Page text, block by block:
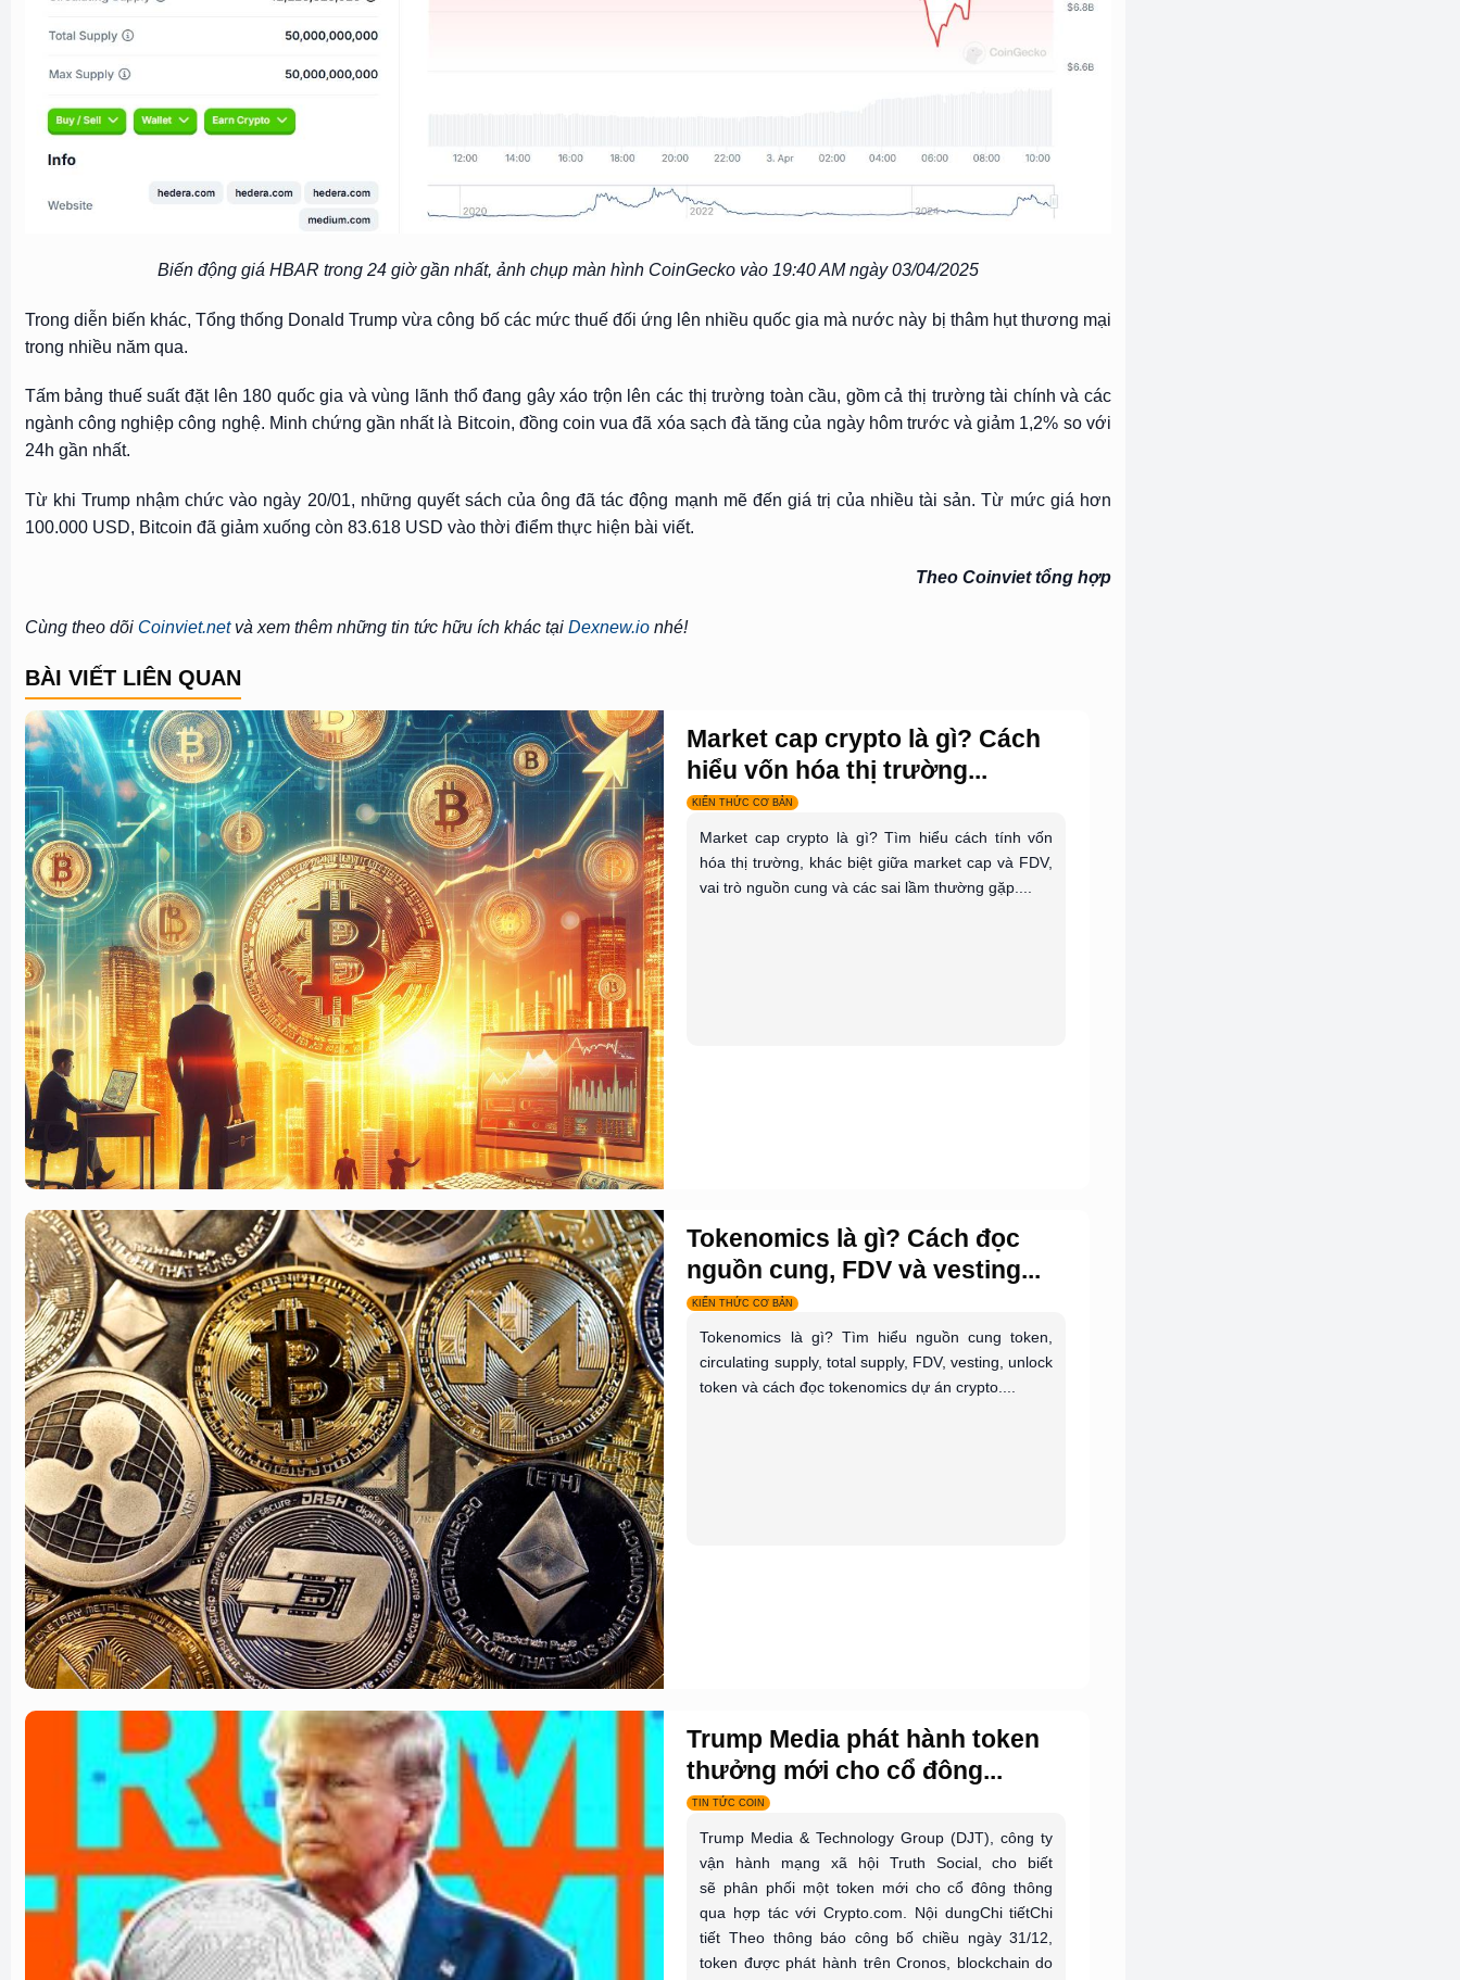
Biến động giá HBAR trong 24 giờ gần nhất, ảnh chụp màn hình CoinGecko vào 19:40 AM ngày 03/04/2025
Trong diễn biến khác, Tổng thống Donald Trump vừa công bố các mức thuế đối ứng lên nhiều quốc gia mà nước này bị thâm hụt thương mại
trong nhiều năm qua.
Tấm bảng thuế suất đặt lên 180 quốc gia và vùng lãnh thổ đang gây xáo trộn lên các thị trường toàn cầu, gồm cả thị trường tài chính và các
ngành công nghiệp công nghệ. Minh chứng gần nhất là Bitcoin, đồng coin vua đã xóa sạch đà tăng của ngày hôm trước và giảm 1,2% so với
24h gần nhất.
Từ khi Trump nhậm chức vào ngày 20/01, những quyết sách của ông đã tác động mạnh mẽ đến giá trị của nhiều tài sản. Từ mức giá hơn
100.000 USD, Bitcoin đã giảm xuống còn 83.618 USD vào thời điểm thực hiện bài viết.
Theo Coinviet tổng hợp
Cùng theo dõi Coinviet.netvà xem thêm những tin tức hữu ích khác tại Dexnew.ionhé!
BÀI VIẾT LIÊN QUAN
Market cap crypto là gì? Cách
hiểu vốn hóa thị trường...
KIẾN THỨC CƠ BẢN
Market cap crypto là gì? Tìm hiểu cách tính vốn
hóa thị trường, khác biệt giữa market cap và FDV,
vai trò nguồn cung và các sai lầm thường gặp....
Tokenomics là gì? Cách đọc
nguồn cung, FDV và vesting...
KIẾN THỨC CƠ BẢN
Tokenomics là gì? Tìm hiểu nguồn cung token,
circulating supply, total supply, FDV, vesting, unlock
token và cách đọc tokenomics dự án crypto....
Trump Media phát hành token
thưởng mới cho cổ đông...
TIN TỨC COIN
Trump Media & Technology Group (DJT), công ty
vận hành mạng xã hội Truth Social, cho biết
sẽ phân phối một token mới cho cổ đông thông
qua hợp tác với Crypto.com. Nội dungChi tiếtChi
tiết Theo thông báo công bố chiều ngày 31/12,
token được phát hành trên Cronos, blockchain do